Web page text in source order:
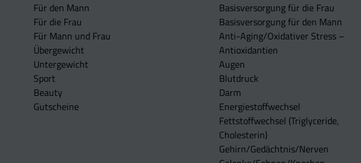
Für den Mann
Für die Frau
Für Mann und Frau
Übergewicht
Untergewicht
Sport
Beauty
Gutscheine
Basisversorgung für die Frau
Basisversorgung für den Mann
Anti-Aging/Oxidativer Stress –
Antioxidantien
Augen
Blutdruck
Darm
Energiestoffwechsel
Fettstoffwechsel (Triglyceride,
Cholesterin)
Gehirn/Gedächtnis/Nerven